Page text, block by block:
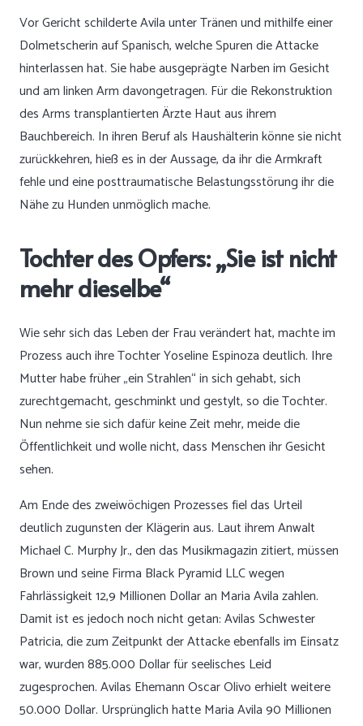
Vor Gericht schilderte Avila unter Tränen und mithilfe einer
Dolmetscherin auf Spanisch, welche Spuren die Attacke
hinterlassen hat. Sie habe ausgeprägte Narben im Gesicht
und am linken Arm davongetragen. Für die Rekonstruktion
des Arms transplantierten Ärzte Haut aus ihrem
Bauchbereich. In ihren Beruf als Haushälterin könne sie nicht
zurückkehren, hieß es in der Aussage, da ihr die Armkraft
fehle und eine posttraumatische Belastungsstörung ihr die
Nähe zu Hunden unmöglich mache.
Tochter des Opfers: „Sie ist nicht
mehr dieselbe“
Wie sehr sich das Leben der Frau verändert hat, machte im
Prozess auch ihre Tochter Yoseline Espinoza deutlich. Ihre
Mutter habe früher „ein Strahlen“ in sich gehabt, sich
zurechtgemacht, geschminkt und gestylt, so die Tochter.
Nun nehme sie sich dafür keine Zeit mehr, meide die
Öffentlichkeit und wolle nicht, dass Menschen ihr Gesicht
sehen.
Am Ende des zweiwöchigen Prozesses fiel das Urteil
deutlich zugunsten der Klägerin aus. Laut ihrem Anwalt
Michael C. Murphy Jr., den das Musikmagazin zitiert, müssen
Brown und seine Firma Black Pyramid LLC wegen
Fahrlässigkeit 12,9 Millionen Dollar an Maria Avila zahlen.
Damit ist es jedoch noch nicht getan: Avilas Schwester
Patricia, die zum Zeitpunkt der Attacke ebenfalls im Einsatz
war, wurden 885.000 Dollar für seelisches Leid
zugesprochen. Avilas Ehemann Oscar Olivo erhielt weitere
50.000 Dollar. Ursprünglich hatte Maria Avila 90 Millionen